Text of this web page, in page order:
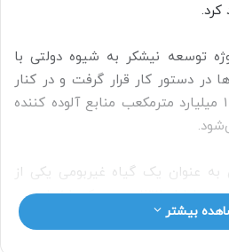
کرد.
توسعه نیشکر به شیوه دولتی با
در دستور کار قرار گرفت و در کنار
مصرف نجومی آب، سالانه ۱ میلیارد مترمکعب منابع آلوده کننده
عنوان یک گیاه غیربومی یکی از
اوایل انقلاب بود که اخیرا رهبر
بیشتر